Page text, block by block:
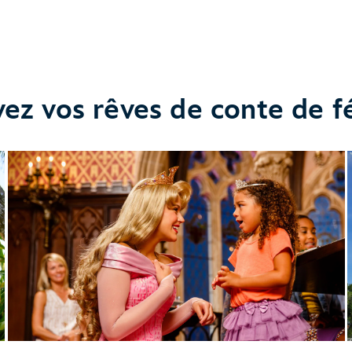
vos rêves de conte de